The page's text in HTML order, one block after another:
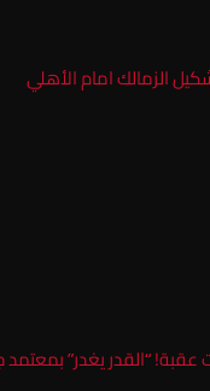
الزمالك امام الأهلي
“القدر يغدر”